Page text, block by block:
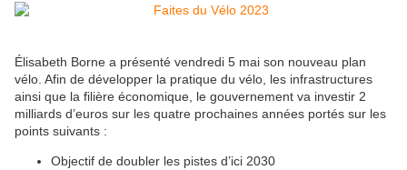
Élisabeth Borne a présenté vendredi 5 mai son nouveau plan
vélo. Afin de développer la pratique du vélo, les infrastructures
ainsi que la filière économique, le gouvernement va investir 2
milliards d’euros sur les quatre prochaines années portés sur les
points suivants :
Objectif de doubler les pistes d’ici 2030